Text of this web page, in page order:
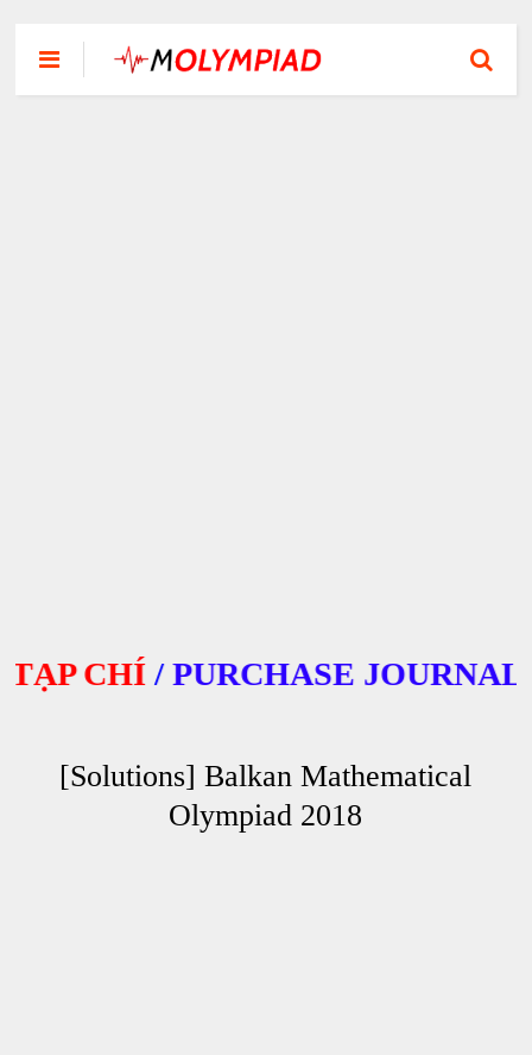
CHÍ/PURCHASE JOURNALS
[Solutions] Balkan Mathematical
Olympiad 2018